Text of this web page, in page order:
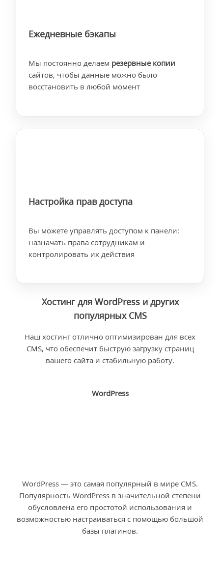
Ежедневные бэкапы
Мы постоянно делаем резервные копии
сайтов, чтобы данные можно было
восстановить в любой момент
Настройка прав доступа
Вы можете управлять доступом к панели:
назначать права сотрудникам и
контролировать их действия
Хостинг для WordPress и других
популярных CMS
Наш хостинг отлично оптимизирован для всех
CMS, что обеспечит быструю загрузку страниц
вашего сайта и стабильную работу.
WordPress
WordPress — это самая популярный в мире CMS.
Популярность WordPress в значительной степени
обусловлена ​​его простотой использования и
возможностью настраиваться с помощью большой
базы плагинов.